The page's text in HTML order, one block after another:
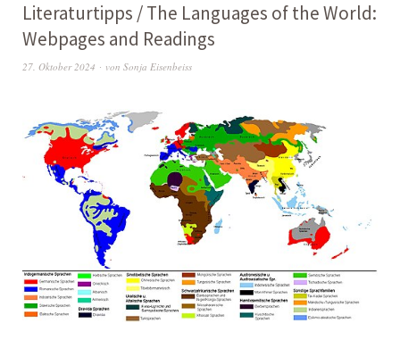
Literaturtipps / The Languages of the World:
Webpages and Readings
27. Oktober 2024 von Sonja Eisenbeiss